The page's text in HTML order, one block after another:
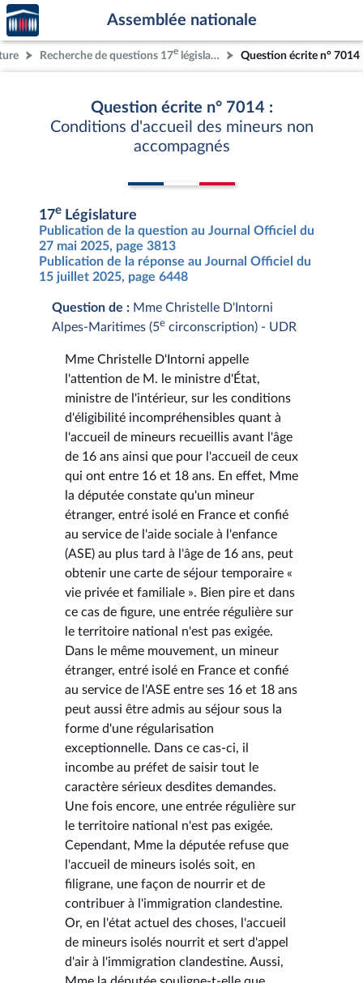
Aller au contenu
Aller en bas de la page
Accèder
à la
page
d'accueil
Assemblée nationale
Recherche de questions 17e législature Question écrite n° 7014
Question écrite n° 7014 :
Conditions d'accueil des mineurs non
accompagnés
17e Législature
Publication de la question au Journal Officiel du
27 mai 2025, page 3813
Publication de la réponse au Journal Officiel du
15 juillet 2025, page 6448
Question de : Mme Christelle D'Intorni
Alpes-Maritimes (5e circonscription) - UDR
Mme Christelle D'Intorni appelle
l'attention de M. le ministre d'État,
ministre de l'intérieur, sur les conditions
d'éligibilité incompréhensibles quant à
l'accueil de mineurs recueillis avant l'âge
de 16 ans ainsi que pour l'accueil de ceux
qui ont entre 16 et 18 ans. En effet, Mme
la députée constate qu'un mineur
étranger, entré isolé en France et confié
au service de l'aide sociale à l'enfance
(ASE) au plus tard à l'âge de 16 ans, peut
obtenir une carte de séjour temporaire «
vie privée et familiale ». Bien pire et dans
ce cas de figure, une entrée régulière sur
le territoire national n'est pas exigée.
Dans le même mouvement, un mineur
étranger, entré isolé en France et confié
au service de l'ASE entre ses 16 et 18 ans
peut aussi être admis au séjour sous la
forme d'une régularisation
exceptionnelle. Dans ce cas-ci, il
incombe au préfet de saisir tout le
caractère sérieux desdites demandes.
Une fois encore, une entrée régulière sur
le territoire national n'est pas exigée.
Cependant, Mme la députée refuse que
l'accueil de mineurs isolés soit, en
filigrane, une façon de nourrir et de
contribuer à l'immigration clandestine.
Or, en l'état actuel des choses, l'accueil
de mineurs isolés nourrit et sert d'appel
d'air à l'immigration clandestine. Aussi,